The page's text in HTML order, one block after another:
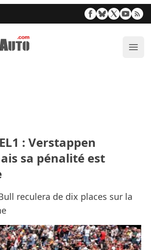
: Verstappen
sa pénalité est
reculera de dix places sur la